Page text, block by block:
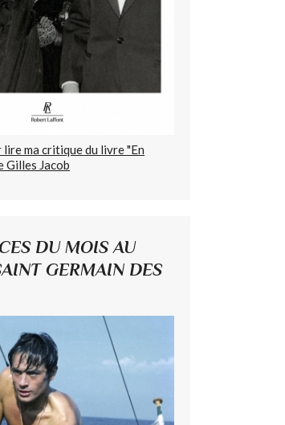
lire ma critique du livre "En
Gilles Jacob
DU MOIS AU
GERMAIN DES